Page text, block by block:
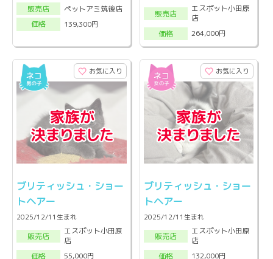
販売店
ペットアミ筑後店
価格
139,300円
販売店
エスポット小田原
店
価格
264,000円
お気に入り
ブリティッシュ・ショー
トヘアー
2025/12/11生まれ
販売店
エスポット小田原
店
価格
55,000円
お気に入り
ブリティッシュ・ショー
トヘアー
2025/12/11生まれ
販売店
エスポット小田原
店
価格
132,000円